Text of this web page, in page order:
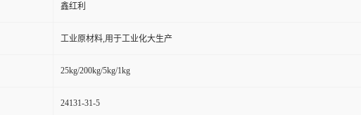
鑫红利
工业原材料,用于工业化大生产
25kg/200kg/5kg/1kg
24131-31-5